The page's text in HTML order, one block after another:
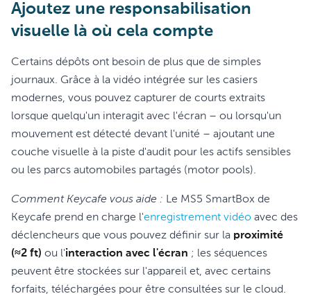
Ajoutez une responsabilisation
visuelle là où cela compte
Certains dépôts ont besoin de plus que de simples
journaux. Grâce à la vidéo intégrée sur les casiers
modernes, vous pouvez capturer de courts extraits
lorsque quelqu'un interagit avec l'écran – ou lorsqu'un
mouvement est détecté devant l'unité – ajoutant une
couche visuelle à la piste d'audit pour les actifs sensibles
ou les parcs automobiles partagés (motor pools).
Comment Keycafe vous aide : Le MS5 SmartBox de
Keycafe prend en charge l'enregistrement vidéo avec des
déclencheurs que vous pouvez définir sur la proximité
(≈2 ft) ou l'interaction avec l'écran ; les séquences
peuvent être stockées sur l'appareil et, avec certains
forfaits, téléchargées pour être consultées sur le cloud.